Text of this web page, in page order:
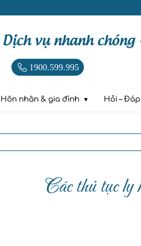
Dịch vụ nhanh
1900.599.995
Hôn nhân & gia đình Hỏi – Đáp
Các thủ tục ly